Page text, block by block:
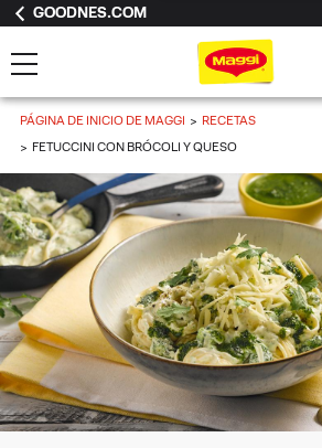
GOODNES.COM
PÁGINA DE INICIO DE MAGGI
RECETAS
FETUCCINI CON BRÓCOLI Y QUESO